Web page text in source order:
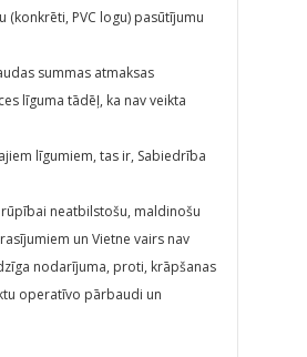
(konkrēti, PVC logu) pasūtījumu
summas atmaksas
līguma tādēļ, ka nav veikta
līgumiem, tas ir, Sabiedrība
neatbilstošu, maldinošu
un Vietne vairs nav
nodarījuma, proti, krāpšanas
operatīvo pārbaudi un